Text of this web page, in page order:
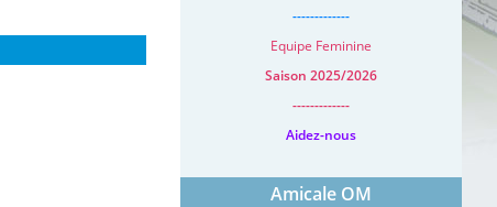
-------------
Equipe Feminine
Saison 2025/2026
-------------
Aidez-nous
Amicale OM